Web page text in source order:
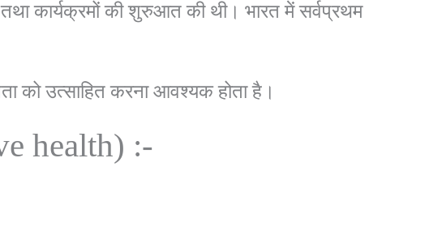
कार्यक्रमों की शुरुआत की थी। भारत में सर्वप्रथम
को उत्साहित करना आवश्यक होता है।
health) :-